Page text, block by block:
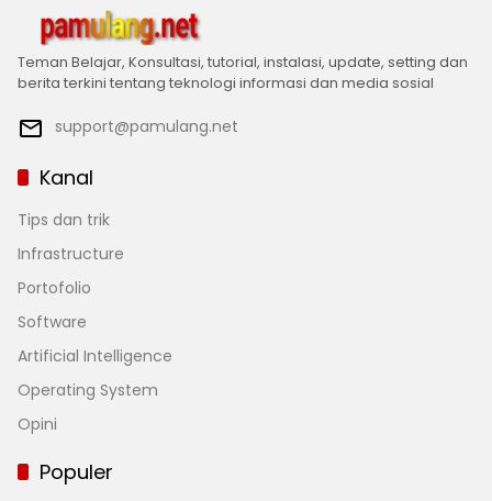
Teman Belajar, Konsultasi, tutorial, instalasi, update, setting dan
berita terkini tentang teknologi informasi dan media sosial
support@pamulang.net
Kanal
Tips dan trik
Infrastructure
Portofolio
Software
Artificial Intelligence
Operating System
Opini
Populer